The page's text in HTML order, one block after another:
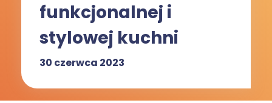
funkcjonalnej i
stylowej kuchni
30 czerwca 2023